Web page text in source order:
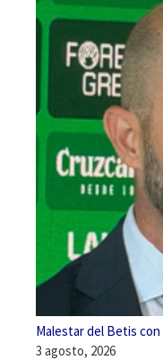
Malestar del Betis
3 agosto, 2026